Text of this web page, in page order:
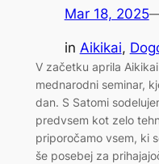
Mar 18, 2025
in Aikikai,
V začetku aprila
mednarodni seminar,
dan. S Satomi
predvsem kot zelo
priporočamo vsem, ki
še posebej za